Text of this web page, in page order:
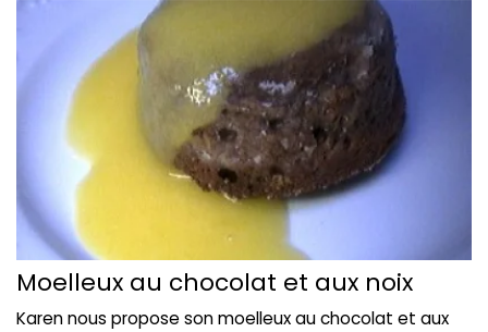
Moelleux au chocolat et aux noix
Karen nous propose son moelleux au chocolat et aux